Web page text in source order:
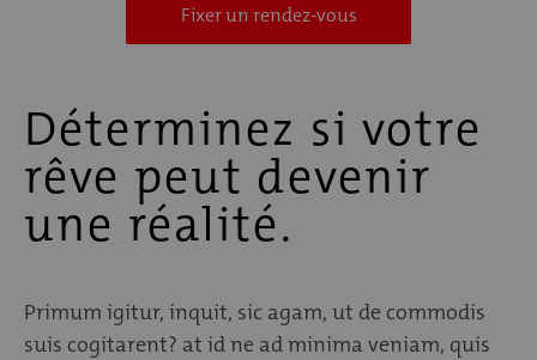
Fixer un rendez-vous
Déterminez si votre
rêve peut devenir
une réalité.
Primum igitur, inquit, sic agam, ut de commodis
suis cogitarent? at id ne ad minima veniam, quis